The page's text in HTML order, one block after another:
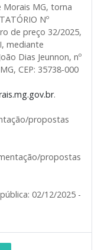
Morais MG, torna
Nº
de preço 32/2025,
mediante
Dias Jeunnon, nº
CEP: 35738-000
.
propostas
propostas
02/12/2025 -